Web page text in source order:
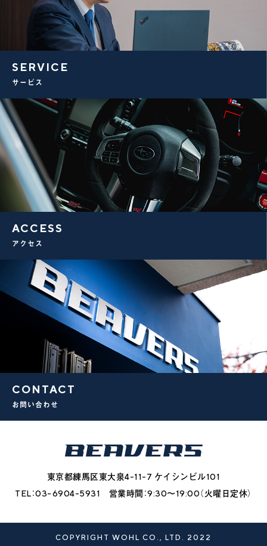
SERVICE
サービス
ACCESS
アクセス
CONTACT
お問い合わせ
東京都練馬区東大泉4-11-7 ケイシンビル101
TEL：03-6904-5931 営業時間：9:30〜19:00（火曜日定休）
COPYRIGHT WOHL CO., LTD. 2022